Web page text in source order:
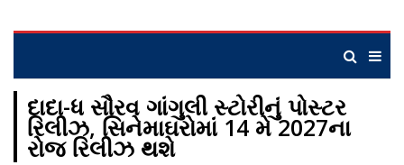
દાદા-ધ સૌરવ ગાંગુલી સ્ટોરીનું પોસ્ટર
રિલીઝ, સિનેમાઘરોમાં 14 મે 2027ના
રોજ રિલીઝ થશે